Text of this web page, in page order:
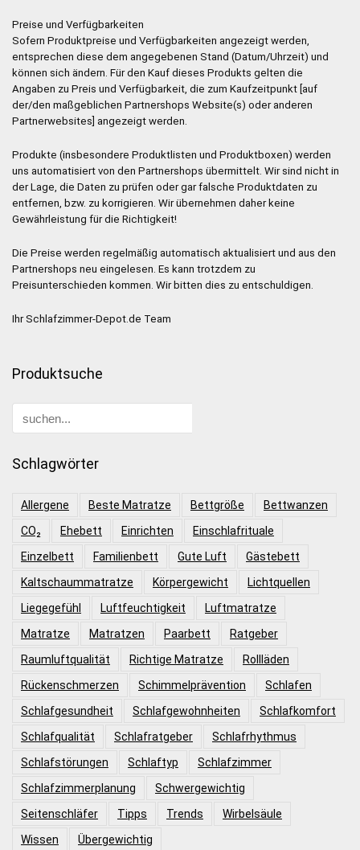
Preise und Verfügbarkeiten
Sofern Produktpreise und Verfügbarkeiten angezeigt werden,
entsprechen diese dem angegebenen Stand (Datum/Uhrzeit) und
können sich ändern. Für den Kauf dieses Produkts gelten die
Angaben zu Preis und Verfügbarkeit, die zum Kaufzeitpunkt [auf
der/den maßgeblichen Partnershops Website(s) oder anderen
Partnerwebsites] angezeigt werden.
Produkte (insbesondere Produktlisten und Produktboxen) werden
uns automatisiert von den Partnershops übermittelt. Wir sind nicht in
der Lage, die Daten zu prüfen oder gar falsche Produktdaten zu
entfernen, bzw. zu korrigieren. Wir übernehmen daher keine
Gewährleistung für die Richtigkeit!
Die Preise werden regelmäßig automatisch aktualisiert und aus den
Partnershops neu eingelesen. Es kann trotzdem zu
Preisunterschieden kommen. Wir bitten dies zu entschuldigen.
Ihr Schlafzimmer-Depot.de Team
Produktsuche
Schlagwörter
Allergene Beste Matratze Bettgröße
Bettwanzen
CO₂
Ehebett Einrichten
Einschlafrituale
Einzelbett
Familienbett Gute Luft
Gästebett
Kaltschaummatratze
Körpergewicht
Lichtquellen
Liegegefühl
Luftfeuchtigkeit
Luftmatratze
Matratze
Matratzen Paarbett
Ratgeber
Raumluftqualität
Richtige Matratze
Rollläden
Rückenschmerzen
Schimmelprävention
Schlafen
Schlafgesundheit
Schlafgewohnheiten
Schlafkomfort
Schlafqualität
Schlafratgeber
Schlafrhythmus
Schlafstörungen
Schlaftyp
Schlafzimmer
Schlafzimmerplanung
Schwergewichtig
Seitenschläfer
Tipps Trends
Wirbelsäule
Wissen
Übergewichtig